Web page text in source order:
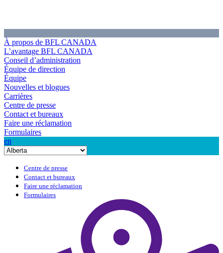
À propos de BFL CANADA
L’avantage BFL CANADA
Conseil d’administration
Équipe de direction
Équipe
Nouvelles et blogues
Carrières
Centre de presse
Contact et bureaux
Faire une réclamation
Formulaires
en
Centre de presse
Contact et bureaux
Faire une réclamation
Formulaires